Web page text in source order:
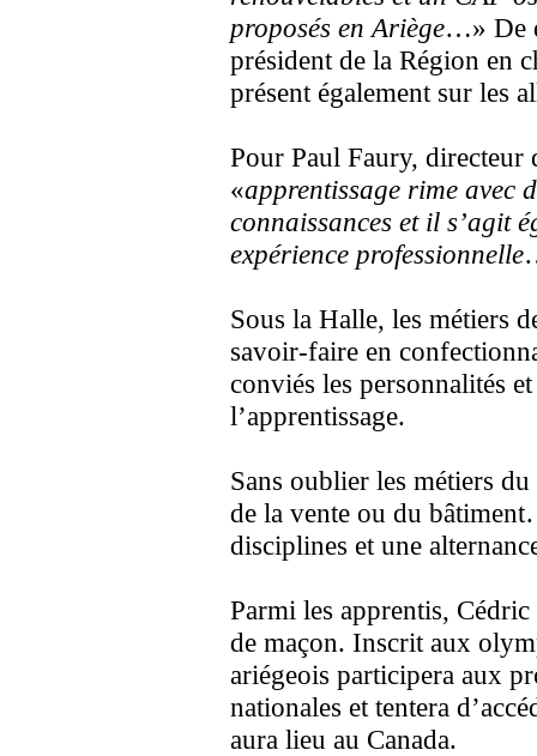
proposés en Ariège…» De
président de la Région en
présent également sur les
Pour Paul Faury, directeur
«apprentissage rime avec
connaissances et il s’agit
expérience professionnelle
Sous la Halle, les métiers
savoir-faire en
conviés les personnalités
l’apprentissage.
Sans oublier les métiers
de la vente ou du
disciplines et une
Parmi les apprentis,
de maçon. Inscrit aux
ariégeois participera aux
nationales et tentera
aura lieu au Canada.